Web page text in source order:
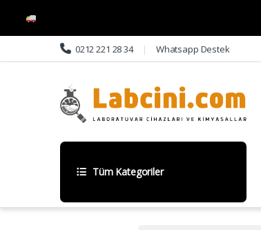
Skip to navigation
Skip to content 0212 221 28 34 Whatsapp Destek
Tüm Kategoriler